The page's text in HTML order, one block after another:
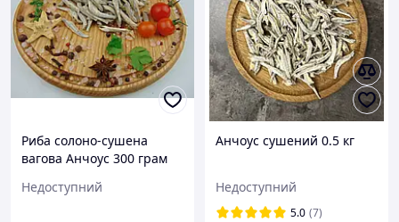
Риба солоно-сушена
вагова Анчоус 300 грам
Недоступний
Анчоус сушений 0.5 кг
Недоступний
5.0 (7)